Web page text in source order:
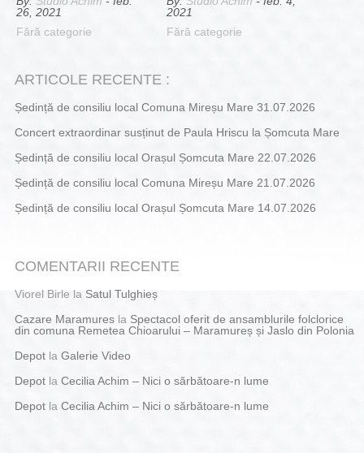
26, 2021
Fără categorie
2021
Fără categorie
ARTICOLE RECENTE :
Ședință de consiliu local Comuna Mireșu Mare 31.07.2026
Concert extraordinar susținut de Paula Hriscu la Șomcuta Mare
Ședință de consiliu local Orașul Șomcuta Mare 22.07.2026
Ședință de consiliu local Comuna Mireșu Mare 21.07.2026
Ședință de consiliu local Orașul Șomcuta Mare 14.07.2026
COMENTARII RECENTE
Viorel Birle la Satul Tulghieș
Cazare Maramuresla Spectacol oferit de ansamblurile folclorice
din comuna Remetea Chioarului – Maramureș și Jaslo din Polonia
Depotla Galerie Video
Depotla Cecilia Achim – Nici o sărbătoare-n lume
Depotla Cecilia Achim – Nici o sărbătoare-n lume